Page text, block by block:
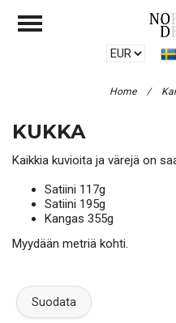
Home /
KUKKA
Kaikkia kuvioita ja värejä on
Satiini 117g
Satiini 195g
Kangas 355g
Myydään metriä kohti.
Suodata